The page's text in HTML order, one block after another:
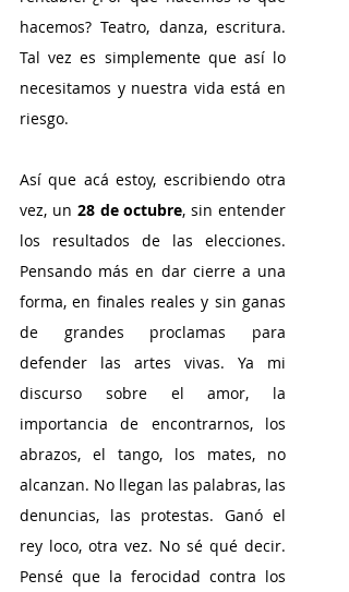
hacemos? Teatro, danza, escritura.
Tal vez es simplemente que así lo
necesitamos y nuestra vida está en
riesgo.
Así que acá estoy, escribiendo otra
vez, un 28 de octubre, sin entender
los resultados de las elecciones.
Pensando más en dar cierre a una
forma, en finales reales y sin ganas
de grandes proclamas para
defender las artes vivas. Ya mi
discurso sobre el amor, la
importancia de encontrarnos, los
abrazos, el tango, los mates, no
alcanzan. No llegan las palabras, las
denuncias, las protestas. Ganó el
rey loco, otra vez. No sé qué decir.
Pensé que la ferocidad contra los